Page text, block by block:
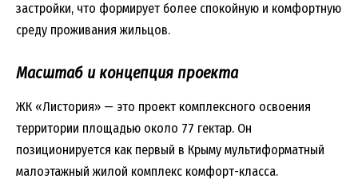
застройки, что формирует более спокойную и комфортную
среду проживания жильцов.
Масштаб и концепция проекта
ЖК «Листория» — это проект комплексного освоения
территории площадью около 77 гектар. Он
позиционируется как первый в Крыму мультиформатный
малоэтажный жилой комплекс комфорт-класса.